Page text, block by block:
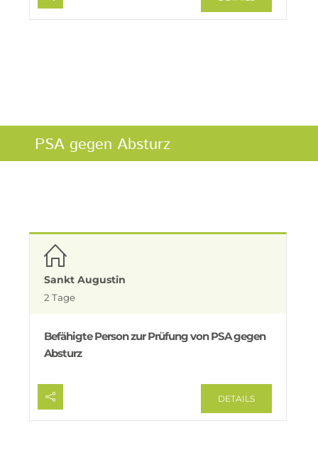
PSA gegen Absturz
Sankt Augustin
2 Tage
Befähigte Person zur Prüfung von PSA gegen
Absturz
DETAILS